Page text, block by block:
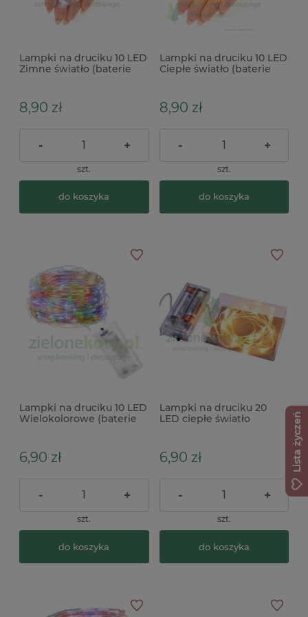
Lampki na druciku 10 LED
Zimne światło (baterie
8,90 zł
- +
szt.
do koszyka
Lampki na druciku 10 LED
Ciepłe światło (baterie
8,90 zł
- +
szt.
do koszyka
Lampki na druciku 10 LED
Wielokolorowe (baterie
6,90 zł
- +
szt.
do koszyka
Lampki na druciku 20
LED ciepłe światło
6,90 zł
- +
szt.
do koszyka
Lista życzeń